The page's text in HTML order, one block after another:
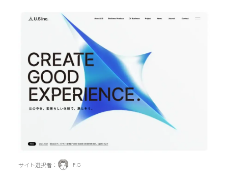
サイト選択者： F.G